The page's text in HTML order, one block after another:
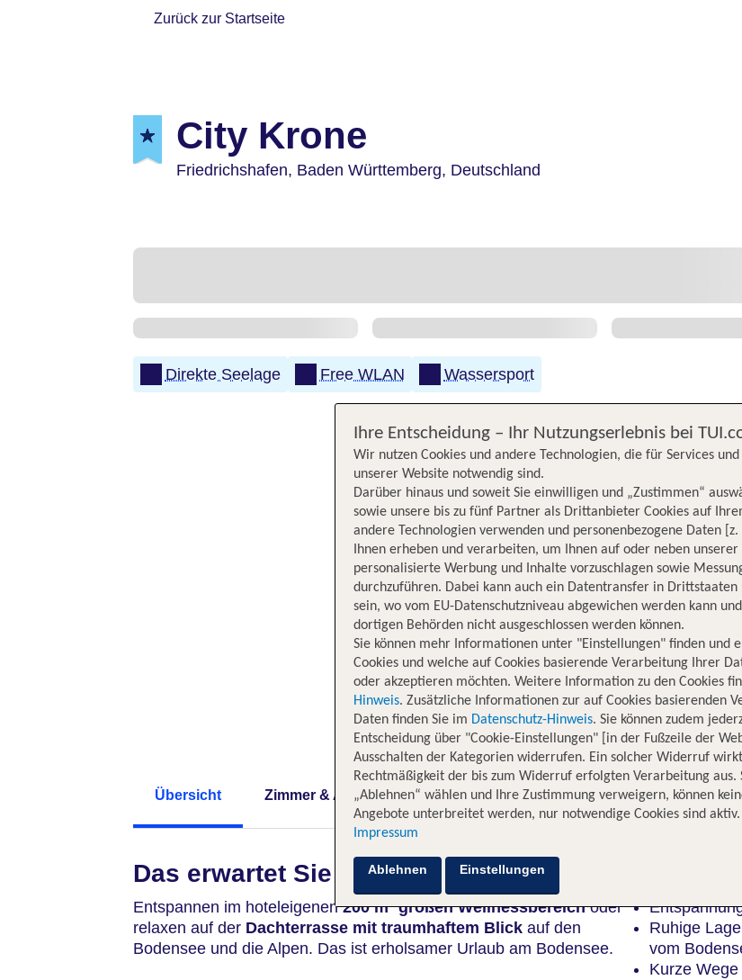
Zurück zur Startseite
City Krone
Friedrichshafen, Baden Württemberg, Deutschland
Direkte Seelage Free WLAN Wassersport
Übersicht Zimmer & Angebote Hotelinformationen Lage
Das erwartet Sie
Entspannen im hoteleigenen200 m² großen Wellnessbereichoder
relaxen auf der Dachterrasse mit traumhaftem Blick auf den
Bodensee und die Alpen. Das ist erholsamer Urlaub am Bodensee.
Ruhige
vom
Kurze
Ihre Entscheidung – Ihr Nutzungserlebnis bei
Wir nutzen Cookies und andere Technologien, die für Services
unserer Website notwendig sind.
Darüber hinaus und soweit Sie einwilligen und „Zustimmen“
sowie unsere bis zu fünf Partner als Drittanbieter Cookies auf
andere Technologien verwenden und personenbezogene Daten [z.
Ihnen erheben und verarbeiten, um Ihnen auf oder neben unserer
personalisierte Werbung und Inhalte vorzuschlagen sowie
durchzuführen. Dabei kann auch ein Datentransfer in Drittstaaten
sein, wo vom EU-Datenschutzniveau abgewichen werden kann
dortigen Behörden nicht ausgeschlossen werden können.
Sie können mehr Informationen unter "Einstellungen" finden und
Cookies und welche auf Cookies basierende Verarbeitung Ihrer
oder akzeptieren möchten. Weitere Information zu den Cookies
Hinweis. Zusätzliche Informationen zur auf Cookies basierenden
Daten finden Sie im Datenschutz-Hinweis. Sie können zudem
Entscheidung über "Cookie-Einstellungen" [in der Fußzeile der
Ausschalten der Kategorien widerrufen. Ein solcher Widerruf
Rechtmäßigkeit der bis zum Widerruf erfolgten Verarbeitung aus.
„Ablehnen“ wählen und Ihre Zustimmung verweigern, können
Angebote unterbreitet werden, nur notwendige Cookies sind aktiv.
Impressum
Ablehnen Einstellungen